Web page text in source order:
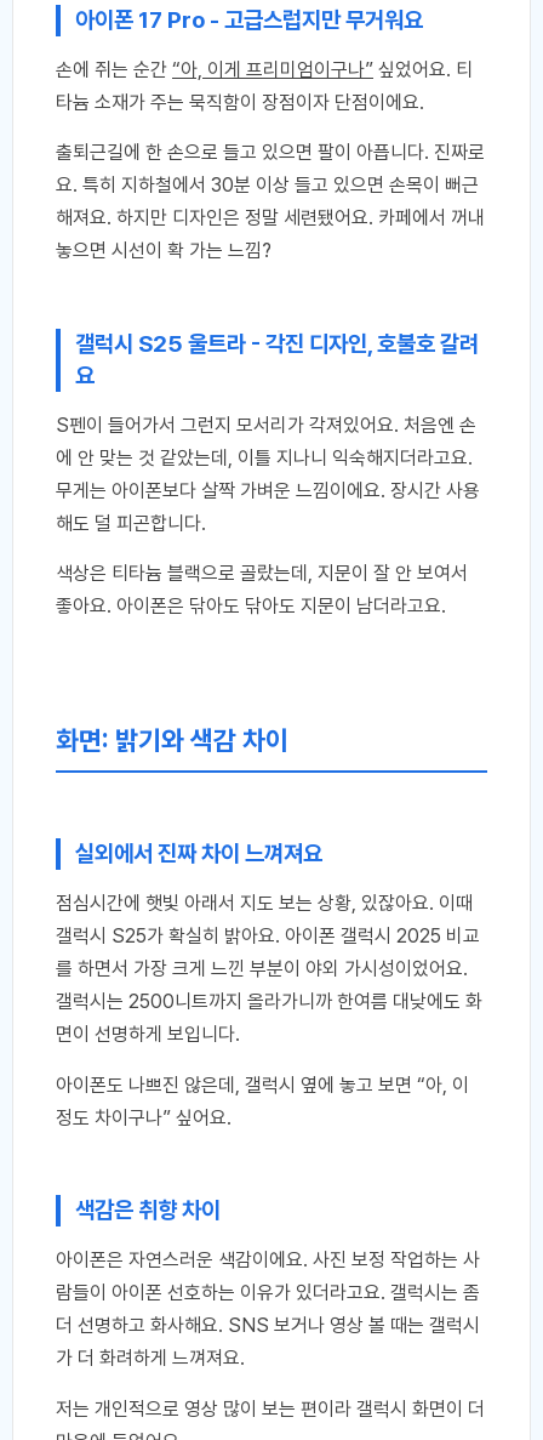
아이폰 17 Pro - 고급스럽지만 무거워요
손에 쥐는 순간 “아, 이게 프리미엄이구나” 싶었어요. 티
타늄 소재가 주는 묵직함이 장점이자 단점이에요.
출퇴근길에 한 손으로 들고 있으면 팔이 아픕니다. 진짜로
요. 특히 지하철에서 30분 이상 들고 있으면 손목이 뻐근
해져요. 하지만 디자인은 정말 세련됐어요. 카페에서 꺼내
놓으면 시선이 확 가는 느낌?
갤럭시 S25 울트라 - 각진 디자인, 호불호 갈려
요
S펜이 들어가서 그런지 모서리가 각져있어요. 처음엔 손
에 안 맞는 것 같았는데, 이틀 지나니 익숙해지더라고요.
무게는 아이폰보다 살짝 가벼운 느낌이에요. 장시간 사용
해도 덜 피곤합니다.
색상은 티타늄 블랙으로 골랐는데, 지문이 잘 안 보여서
좋아요. 아이폰은 닦아도 닦아도 지문이 남더라고요.
화면: 밝기와 색감 차이
실외에서 진짜 차이 느껴져요
점심시간에 햇빛 아래서 지도 보는 상황, 있잖아요. 이때
갤럭시 S25가 확실히 밝아요. 아이폰 갤럭시 2025 비교
를 하면서 가장 크게 느낀 부분이 야외 가시성이었어요.
갤럭시는 2500니트까지 올라가니까 한여름 대낮에도 화
면이 선명하게 보입니다.
아이폰도 나쁘진 않은데, 갤럭시 옆에 놓고 보면 “아, 이
정도 차이구나” 싶어요.
색감은 취향 차이
아이폰은 자연스러운 색감이에요. 사진 보정 작업하는 사
람들이 아이폰 선호하는 이유가 있더라고요. 갤럭시는 좀
더 선명하고 화사해요. SNS 보거나 영상 볼 때는 갤럭시
가 더 화려하게 느껴져요.
저는 개인적으로 영상 많이 보는 편이라 갤럭시 화면이 더